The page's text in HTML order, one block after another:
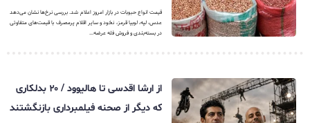
قیمت انواع حبوبات در بازار امروز اعلام شد. بررسی نرخ‌ها نشان می‌دهد
عدس، لپه، لوبیا قرمز، نخود و سایر اقلام پرمصرف با قیمت‌های متفاوتی
در بسته‌بندی و فروش فله عرضه...
از ارشا اقدسی تا هالیوود / ۲۰ بدلکاری
که دیگر از صحنه فیلمبرداری بازنگشتند